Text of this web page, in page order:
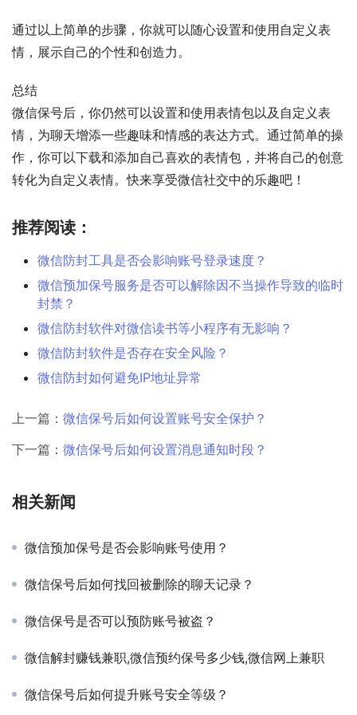
通过以上简单的步骤，你就可以随心设置和使用自定义表
情，展示自己的个性和创造力。
总结
微信保号后，你仍然可以设置和使用表情包以及自定义表
情，为聊天增添一些趣味和情感的表达方式。通过简单的操
作，你可以下载和添加自己喜欢的表情包，并将自己的创意
转化为自定义表情。快来享受微信社交中的乐趣吧！
推荐阅读：
微信防封工具是否会影响账号登录速度？
微信预加保号服务是否可以解除因不当操作导致的临时
封禁？
微信防封软件对微信读书等小程序有无影响？
微信防封软件是否存在安全风险？
微信防封如何避免IP地址异常
上一篇： 微信保号后如何设置账号安全保护？
下一篇： 微信保号后如何设置消息通知时段？
相关新闻
微信预加保号是否会影响账号使用？
微信保号后如何找回被删除的聊天记录？
微信保号是否可以预防账号被盗？
微信解封赚钱兼职,微信预约保号多少钱,微信网上兼职
微信保号后如何提升账号安全等级？